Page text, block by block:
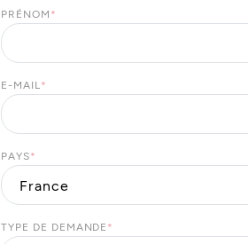
PRÉNOM *
E-MAIL *
PAYS*
TYPE DE DEMANDE *